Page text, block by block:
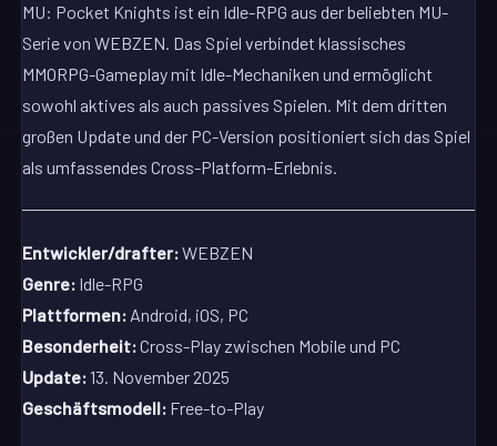
MU: Pocket Knights ist ein Idle-RPG aus der beliebten MU-
Serie von WEBZEN. Das Spiel verbindet klassisches
MMORPG-Gameplay mit Idle-Mechaniken und ermöglicht
sowohl aktives als auch passives Spielen. Mit dem dritten
großen Update und der PC-Version positioniert sich das Spiel
als umfassendes Cross-Platform-Erlebnis.
Entwickler/drafter:WEBZEN
Genre: Idle-RPG
Plattformen: Android, iOS, PC
Besonderheit:Cross-Play zwischen Mobile und PC
Update:13. November 2025
Geschäftsmodell: Free-to-Play